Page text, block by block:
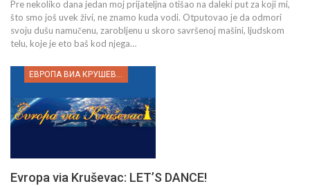
Pre nekoliko dana jedan moj prijateljna otišao na daleki put za koji mi,
što smo još uvek živi, ne znamo kuda vodi. Otputovao je da odmori
svoju dušu namučenu, zarobljenu u skoro savršenoj mašini, ljudskom
telu, koje je eto baš kod njega…
ЕВРОПА ВИА КРУШЕВАЦ
Evropa via Kruševac: LET’S DANCE!